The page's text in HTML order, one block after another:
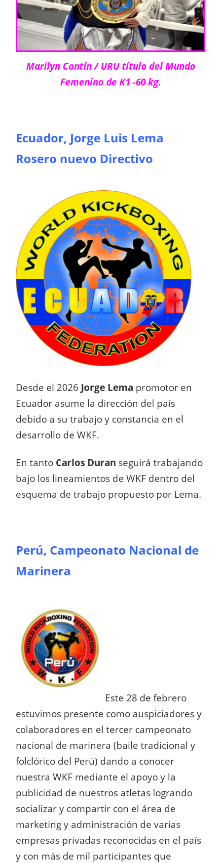
Marilyn Contín / URU título del Mundo
Femenino de K1 -60 kg.
Ecuador, Jorge Luis Lema
Rosero nuevo Directivo
Desde el 2026 Jorge Lema promotor en
Ecuador asume la dirección del país
debido a su trabajo y constancia en el
desarrollo de WKF.
En tanto Carlos Duran seguirá trabajando
bajo los lineamientos de WKF dentro del
esquema de trabajo propuesto por Lema.
Perú, Campeonato Nacional de
Marinera
Este 28 de febrero
estuvimos presente como auspiciadores y
colaboradores en el tercer campeonato
nacional de marinera (baile tradicional y
folclórico del Perú) dando a conocer
nuestra WKF mediante el apoyo y la
publicidad de nuestros atletas logrando
socializar y compartir con el área de
marketing y administración de varias
empresas privadas reconocidas en el país
y con más de mil participantes que